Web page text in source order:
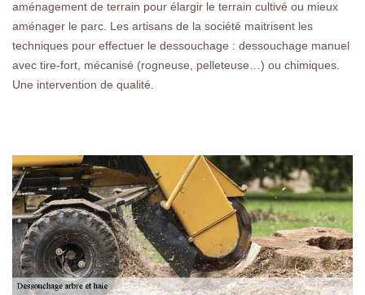
aménagement de terrain pour élargir le terrain cultivé ou mieux
aménager le parc. Les artisans de la société maitrisent les
techniques pour effectuer le dessouchage : dessouchage manuel
avec tire-fort, mécanisé (rogneuse, pelleteuse…) ou chimiques.
Une intervention de qualité.